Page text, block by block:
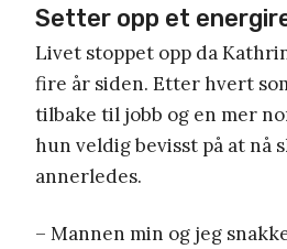
Setter opp et
Livet stoppet opp da
fire år siden. Etter hvert
tilbake til jobb og en mer
hun veldig bevisst på at nå
annerledes.
– Mannen min og jeg